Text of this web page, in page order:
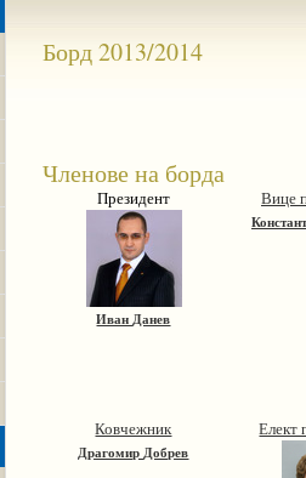
Борд 2013/2014
Членове на борда
Президент
Иван Данев
Вице
Ковчежник
Драгомир Добрев
Елект